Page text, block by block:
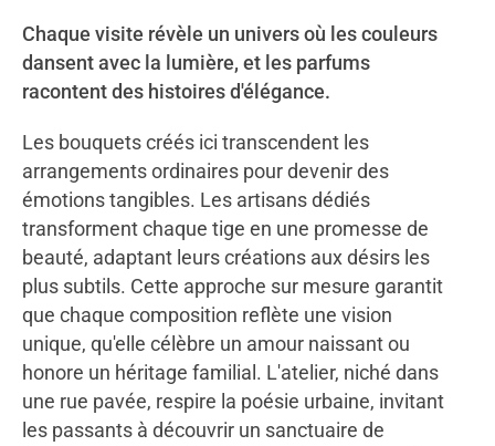
Chaque visite révèle un univers où les couleurs
dansent avec la lumière, et les parfums
racontent des histoires d'élégance.
Les bouquets créés ici transcendent les
arrangements ordinaires pour devenir des
émotions tangibles. Les artisans dédiés
transforment chaque tige en une promesse de
beauté, adaptant leurs créations aux désirs les
plus subtils. Cette approche sur mesure garantit
que chaque composition reflète une vision
unique, qu'elle célèbre un amour naissant ou
honore un héritage familial. L'atelier, niché dans
une rue pavée, respire la poésie urbaine, invitant
les passants à découvrir un sanctuaire de